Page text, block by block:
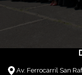
Av. Ferrocarril San